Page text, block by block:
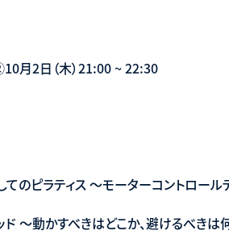
月2日（木）21:00 ~ 22:30
のピラティス 〜モーターコントロール
ド 〜動かすべきはどこか、避けるべきは